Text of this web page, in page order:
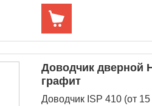
Доводчик дверной
графит
Доводчик ISP 410 (от